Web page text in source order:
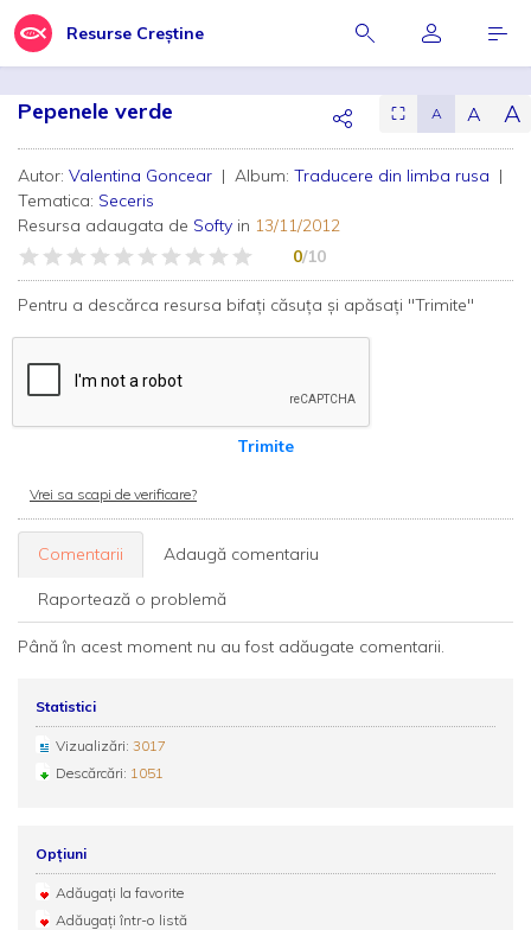
Resurse Creștine
Pepenele verde ⛶ A A A
Autor: Valentina Goncear | Album: Traducere din limba rusa |
Tematica: Seceris
Resursa adaugata de Softy in 13/11/2012
0/10
Pentru a descărca resursa bifați căsuța și apăsați "Trimite"
Trimite
Vrei sa scapi de verificare?
Comentarii Adaugă comentariu
Raportează o problemă
Până în acest moment nu au fost adăugate comentarii.
Statistici
Vizualizări: 3017
Descărcări: 1051
Opțiuni
Adăugați la favorite
Adăugați într-o listă